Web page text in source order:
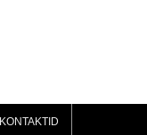
KONTAKTID